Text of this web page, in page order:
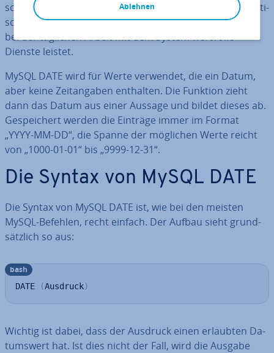
schnel­le­ren Zugriff. MySQL DATE ist ein besonders prak­ti­
scher und gleich­zei­tig sehr einfacher Befehl, der Ihnen
bei der täglichen Arbeit mit dem System wertvolle
Dienste leistet.
MySQL DATE wird für Werte verwendet, die ein Datum,
aber keine Zeit­an­ga­ben enthalten. Die Funktion zieht
dann das Datum aus einer Aussage und bildet dieses ab.
Ge­spei­chert werden die Einträge immer im Format
„YYYY-MM-DD“, die Spanne der möglichen Werte reicht
von „1000-01-01“ bis „9999-12-31“.
Die Syntax von MySQL DATE
Die Syntax von MySQL DATE ist, wie bei den meisten
MySQL-Befehlen, recht einfach. Der Aufbau sieht grund­
sätz­lich so aus:
DATE (Ausdruck)
bash
Wichtig ist dabei, dass der Ausdruck einen erlaubten Da­
tums­wert hat. Ist dies nicht der Fall, wird die Ausgabe
Ablehnen